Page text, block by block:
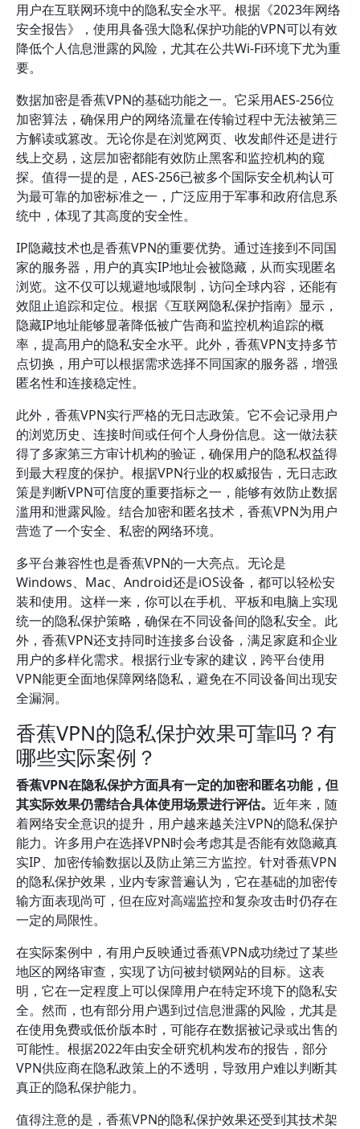
用户在互联网环境中的隐私安全水平。根据《2023年网络
安全报告》，使用具备强大隐私保护功能的VPN可以有效
降低个人信息泄露的风险，尤其在公共Wi-Fi环境下尤为重
要。
数据加密是香蕉VPN的基础功能之一。它采用AES-256位
加密算法，确保用户的网络流量在传输过程中无法被第三
方解读或篡改。无论你是在浏览网页、收发邮件还是进行
线上交易，这层加密都能有效防止黑客和监控机构的窥
探。值得一提的是，AES-256已被多个国际安全机构认可
为最可靠的加密标准之一，广泛应用于军事和政府信息系
统中，体现了其高度的安全性。
IP隐藏技术也是香蕉VPN的重要优势。通过连接到不同国
家的服务器，用户的真实IP地址会被隐藏，从而实现匿名
浏览。这不仅可以规避地域限制，访问全球内容，还能有
效阻止追踪和定位。根据《互联网隐私保护指南》显示，
隐藏IP地址能够显著降低被广告商和监控机构追踪的概
率，提高用户的隐私安全水平。此外，香蕉VPN支持多节
点切换，用户可以根据需求选择不同国家的服务器，增强
匿名性和连接稳定性。
此外，香蕉VPN实行严格的无日志政策。它不会记录用户
的浏览历史、连接时间或任何个人身份信息。这一做法获
得了多家第三方审计机构的验证，确保用户的隐私权益得
到最大程度的保护。根据VPN行业的权威报告，无日志政
策是判断VPN可信度的重要指标之一，能够有效防止数据
滥用和泄露风险。结合加密和匿名技术，香蕉VPN为用户
营造了一个安全、私密的网络环境。
多平台兼容性也是香蕉VPN的一大亮点。无论是
Windows、Mac、Android还是iOS设备，都可以轻松安
装和使用。这样一来，你可以在手机、平板和电脑上实现
统一的隐私保护策略，确保在不同设备间的隐私安全。此
外，香蕉VPN还支持同时连接多台设备，满足家庭和企业
用户的多样化需求。根据行业专家的建议，跨平台使用
VPN能更全面地保障网络隐私，避免在不同设备间出现安
全漏洞。
香蕉VPN的隐私保护效果可靠吗？有
哪些实际案例？
香蕉VPN在隐私保护方面具有一定的加密和匿名功能，但
其实际效果仍需结合具体使用场景进行评估。 近年来，随
着网络安全意识的提升，用户越来越关注VPN的隐私保护
能力。许多用户在选择VPN时会考虑其是否能有效隐藏真
实IP、加密传输数据以及防止第三方监控。针对香蕉VPN
的隐私保护效果，业内专家普遍认为，它在基础的加密传
输方面表现尚可，但在应对高端监控和复杂攻击时仍存在
一定的局限性。
在实际案例中，有用户反映通过香蕉VPN成功绕过了某些
地区的网络审查，实现了访问被封锁网站的目标。这表
明，它在一定程度上可以保障用户在特定环境下的隐私安
全。然而，也有部分用户遇到过信息泄露的风险，尤其是
在使用免费或低价版本时，可能存在数据被记录或出售的
可能性。根据2022年由安全研究机构发布的报告，部分
VPN供应商在隐私政策上的不透明，导致用户难以判断其
真正的隐私保护能力。
值得注意的是，香蕉VPN的隐私保护效果还受到其技术架